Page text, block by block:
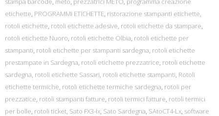
etichette, PROGRAMMI ETICHETTE, ristorazione stampanti etichette,
rotoli etichette, rotoli etichette adesive, rotoli etichette da stampare,
rotoli etichette Nuoro, rotoli etichette Olbia, rotoli etichette per
stampanti, rotoli etichette per stampanti sardegna, rotoli etichette
prestampate in Sardegna, rotoli etichette prezzatrice, rotoli etichette
sardegna, rotoli etichette Sassari, rotoli etichette stampanti, Rotoli
etichette termiche, rotoli etichette termiche sardegna, rotoli per
prezzatice, rotoli stampanti fatture, rotoli termici fatture, rotoli termici
per bolle, rotoli ticket, Sato FX3-lx, Sato Sardegna, SAtoCT4-Lx, software